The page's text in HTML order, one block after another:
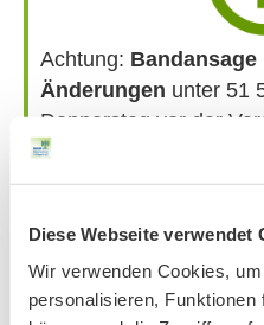
Diese Webseite verwendet
Wir verwenden Cookies,
personalisieren,
Achtung:
Änderungen unter 51
Donnerstag vor der
Bitte beachten Sie
Bergausrüstung
Kontakt-